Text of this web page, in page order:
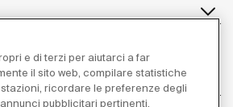
e di terzi per aiutarci a far
il sito web, compilare statistiche
ricordare le preferenze degli
pubblicitari pertinenti.